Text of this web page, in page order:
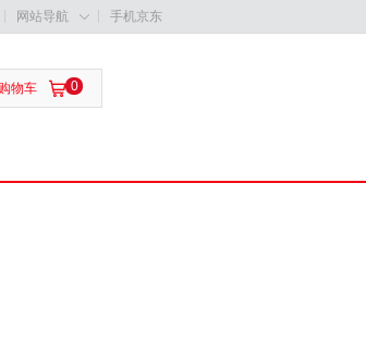
网站导航  手机京东
 0
物车